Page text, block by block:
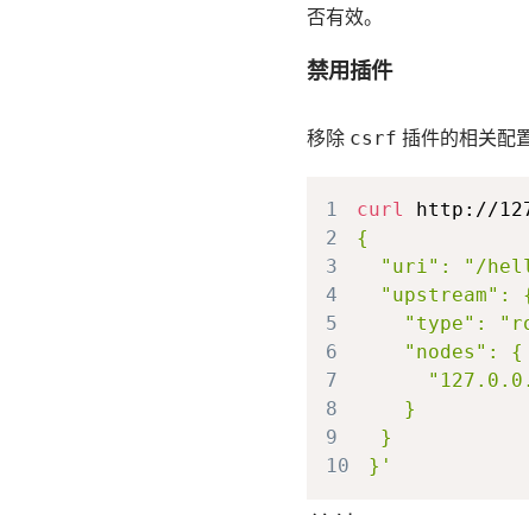
否有效。
禁用插件
移除 csrf 插件的相关配
1 curl http://
2
3
4
5
6
7
8
9
10